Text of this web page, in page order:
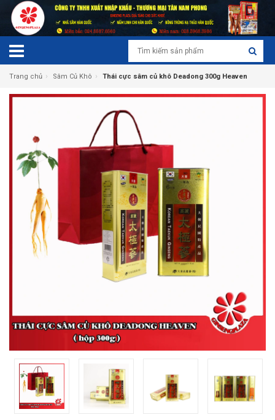
Trang chủ › Sâm Củ Khô › Thái cực sâm củ khô Deadong 300g Heaven